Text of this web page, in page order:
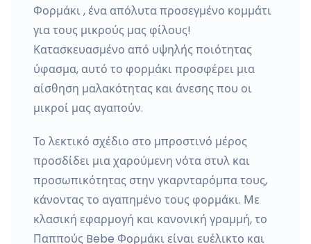
Φορμάκι , ένα απόλυτα προσεγμένο κομμάτι
για τους μικρούς μας φίλους!
Κατασκευασμένο από υψηλής ποιότητας
ύφασμα, αυτό το φορμάκι προσφέρει μια
αίσθηση μαλακότητας και άνεσης που οι
μικροί μας αγαπούν.
Το λεκτικό σχέδιο στο μπροστινό μέρος
προσδίδει μια χαρούμενη νότα στυλ και
προσωπικότητας στην γκαρνταρόμπα τους,
κάνοντας το αγαπημένο τους φορμάκι. Με
κλασική εφαρμογή και κανονική γραμμή, το
Παππούς Bebe Φορμάκι είναι ευέλικτο και